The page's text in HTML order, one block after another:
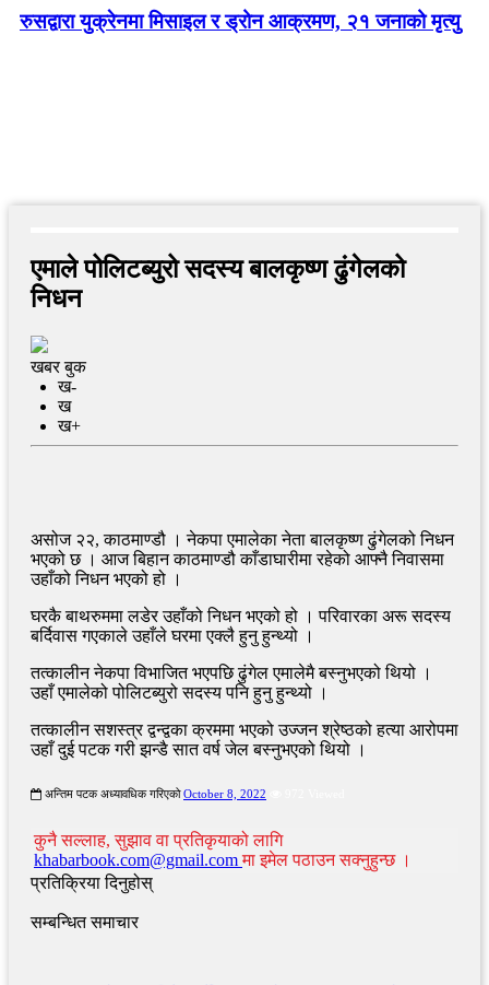
रुसद्वारा युक्रेनमा मिसाइल र ड्रोन आक्रमण, २१ जनाको मृत्यु
एमाले पोलिटब्युरो सदस्य बालकृष्ण ढुंगेलको
निधन
खबर बुक
ख-
ख
ख+
असोज २२, काठमाण्डौ । नेकपा एमालेका नेता बालकृष्ण ढुंगेलको निधन
भएको छ । आज बिहान काठमाण्डौ काँडाघारीमा रहेको आफ्नै निवासमा
उहाँको निधन भएको हो ।
घरकै बाथरुममा लडेर उहाँको निधन भएको हो । परिवारका अरू सदस्य
बर्दिवास गएकाले उहाँले घरमा एक्लै हुनु हुन्थ्यो ।
तत्कालीन नेकपा विभाजित भएपछि ढुंगेल एमालेमै बस्नुभएको थियो ।
उहाँ एमालेको पोलिटब्युरो सदस्य पनि हुनु हुन्थ्यो ।
तत्कालीन सशस्त्र द्वन्द्वका क्रममा भएको उज्जन श्रेष्ठको हत्या आरोपमा
उहाँ दुई पटक गरी झन्डै सात वर्ष जेल बस्नुभएको थियो ।
अन्तिम पटक अध्यावधिक गरिएको October 8, 2022
कुनै सल्लाह, सुझाव वा प्रतिकृयाको लागि
khabarbook.com@gmail.comमा इमेल पठाउन सक्नुहुन्छ ।
प्रतिक्रिया दिनुहोस्
सम्बन्धित समाचार